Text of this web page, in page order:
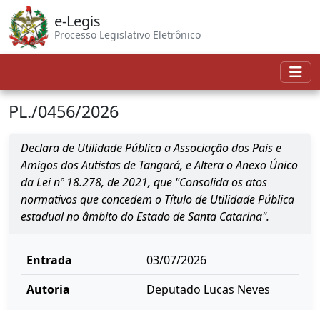
e-Legis
Processo Legislativo Eletrônico
PL./0456/2026
Declara de Utilidade Pública a Associação dos Pais e
Amigos dos Autistas de Tangará, e Altera o Anexo Único
da Lei nº 18.278, de 2021, que "Consolida os atos
normativos que concedem o Título de Utilidade Pública
estadual no âmbito do Estado de Santa Catarina".
Entrada
03/07/2026
Autoria
Deputado Lucas Neves